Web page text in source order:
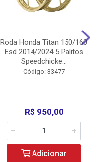
Roda Honda Titan 150/160
Esd 2014/2024 5 Palitos
Speedchicke...
Código: 33477
R$ 950,00
Adicionar